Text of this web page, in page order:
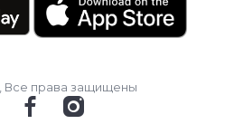
Все права защищены